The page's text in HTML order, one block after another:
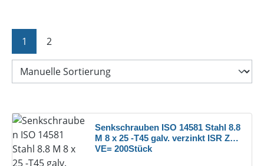
Seite
1 Seite
2
Senkschrauben ISO 14581 Stahl 8.8
M 8 x 25 -T45 galv. verzinkt ISR Zn
VE= 200Stück